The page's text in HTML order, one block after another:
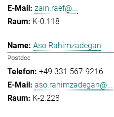
zain.raef@...
K-0.118
Aso Rahimzadegan
Postdoc
+49 331 567-9216
aso.rahimzadegan@...
K-2.228